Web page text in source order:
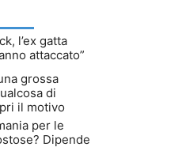
l’ex gatta
attaccato”
grossa
di
il motivo
per le
Dipende